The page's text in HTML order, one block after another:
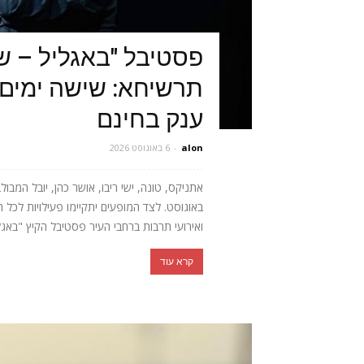
פסטיבל "באגליל –
תרשיחא: שישה
ענק בחינם
alon
- 6 באוגוסט 2026
באוגוסט. לצד המופעים יתקיימו פעילויות
ואירועי תרבות ברחבי העיר פסטיבל הקיץ
קרא עוד